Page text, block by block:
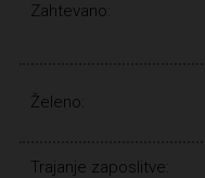
Zahtevano:
Želeno:
Trajanje zaposlitve: